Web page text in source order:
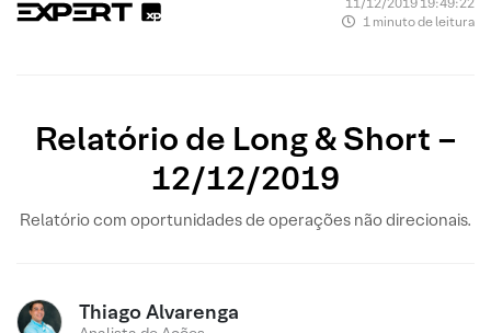
1 minuto de leitura
Relatório de Long & Short –
12/12/2019
Relatório com oportunidades de operações não direcionais.
Thiago Alvarenga